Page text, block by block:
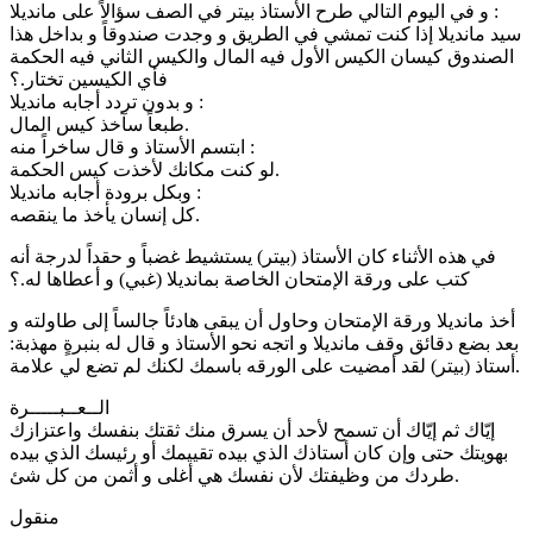
و في اليوم التالي طرح الأستاذ بيتر في الصف سؤالاً على مانديلا :
سيد مانديلا إذا كنت تمشي في الطريق و وجدت صندوقاً و بداخل هذا
الصندوق كيسان الكيس الأول فيه المال والكيس الثاني فيه الحكمة
فأي الكيسين تختار.؟
و بدون تردد أجابه مانديلا :
طبعاً سآخذ كيس المال.
ابتسم الأستاذ و قال ساخراً منه :
لو كنت مكانك لأخذت كيس الحكمة.
وبكل برودة أجابه مانديلا :
كل إنسان يأخذ ما ينقصه.
في هذه الأثناء كان الأستاذ (بيتر) يستشيط غضباً و حقداً لدرجة أنه
كتب على ورقة الإمتحان الخاصة بمانديلا (غبي) و أعطاها له.؟
أخذ مانديلا ورقة الإمتحان وحاول أن يبقى هادئاً جالساً إلى طاولته و
بعد بضع دقائق وقف مانديلا و اتجه نحو الأستاذ و قال له بنبرةٍ مهذبة:
أستاذ (بيتر) لقد أمضيت على الورقه باسمك لكنك لم تضع لي علامة.
الــعــبـــــرة
إيّاك ثم إيّاك أن تسمح لأحد أن يسرق منك ثقتك بنفسك واعتزازك
بهويتك حتى وإن كان أستاذك الذي بيده تقييمك أو رئيسك الذي بيده
طردك من وظيفتك لأن نفسك هي أغلى و أثمن من كل شئ.
منقول